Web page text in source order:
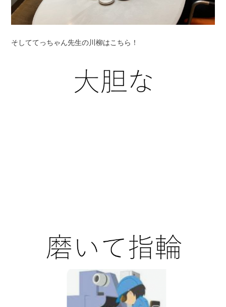
そしててっちゃん先生の川柳はこちら！